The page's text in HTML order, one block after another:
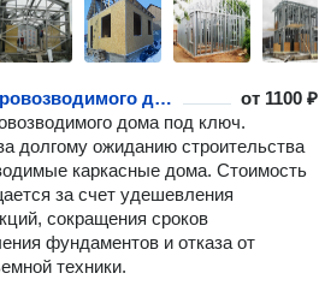
Строительство быстровозводимого дома от 1100 ₽
дома под ключ.
долгому ожиданию строительства
каркасные дома. Стоимость
за счет удешевления
сокращения сроков
фундаментов и отказа от
техники.